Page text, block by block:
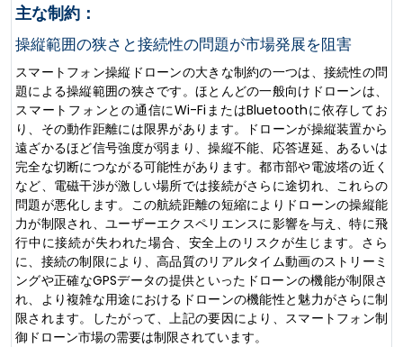
主な制約：
操縦範囲の狭さと接続性の問題が市場発展を阻害
スマートフォン操縦ドローンの大きな制約の一つは、接続性の問
題による操縦範囲の狭さです。ほとんどの一般向けドローンは、
スマートフォンとの通信にWi-FiまたはBluetoothに依存してお
り、その動作距離には限界があります。ドローンが操縦装置から
遠ざかるほど信号強度が弱まり、操縦不能、応答遅延、あるいは
完全な切断につながる可能性があります。都市部や電波塔の近く
など、電磁干渉が激しい場所では接続がさらに途切れ、これらの
問題が悪化します。この航続距離の短縮によりドローンの操縦能
力が制限され、ユーザーエクスペリエンスに影響を与え、特に飛
行中に接続が失われた場合、安全上のリスクが生じます。さら
に、接続の制限により、高品質のリアルタイム動画のストリーミ
ングや正確なGPSデータの提供といったドローンの機能が制限さ
れ、より複雑な用途におけるドローンの機能性と魅力がさらに制
限されます。したがって、上記の要因により、スマートフォン制
御ドローン市場の需要は制限されています。